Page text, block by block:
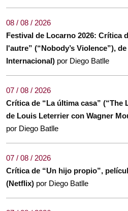
08 / 08 / 2026
Festival de Locarno 2026: Crítica
l'autre” (“Nobody’s Violence”),
Internacional) por Diego Batlle
07 / 08 / 2026
Crítica de “La última casa” (“The
de Louis Leterrier con Wagner
por Diego Batlle
07 / 08 / 2026
Crítica de “Un hijo propio”,
(Netflix) por Diego Batlle